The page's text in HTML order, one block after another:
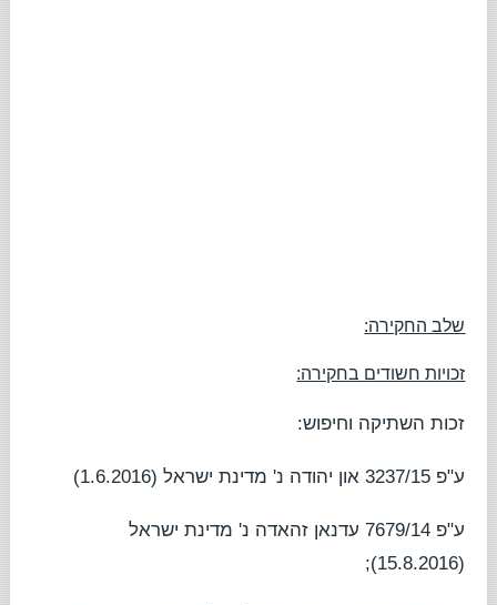
שלב החקירה:
זכויות חשודים בחקירה:
זכות השתיקה וחיפוש:
ע"פ 3237/15 און יהודה נ' מדינת ישראל(1.6.2016)
ע"פ 7679/14
עדנאן זהאדה נ' מדינת ישראל
(15.8.2016);